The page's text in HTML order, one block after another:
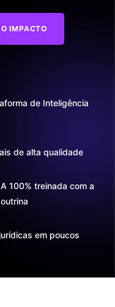
IMPACTO
de Inteligência
de alta qualidade
100% treinada com a
em poucos